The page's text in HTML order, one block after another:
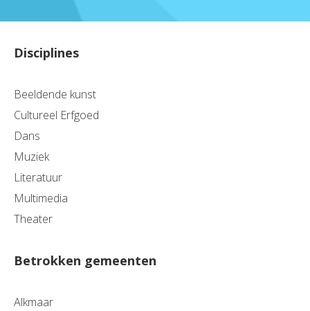
Disciplines
Beeldende kunst
Cultureel Erfgoed
Dans
Muziek
Literatuur
Multimedia
Theater
Betrokken gemeenten
Alkmaar